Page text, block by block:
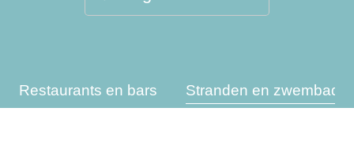
Vakantietypes
Merken
Restaurants en bars Stranden en